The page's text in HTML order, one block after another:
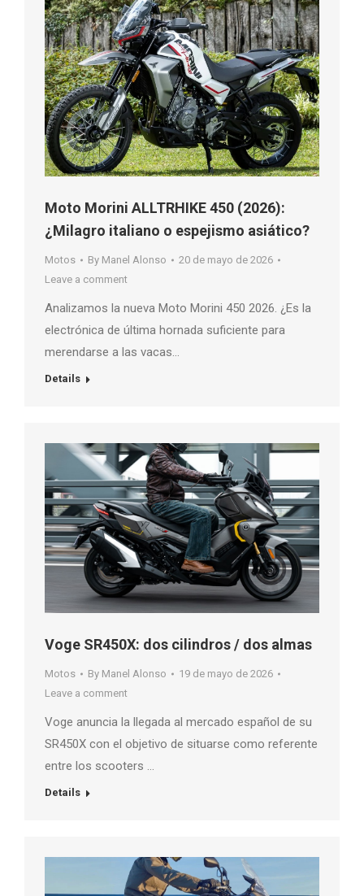
Moto Morini ALLTRHIKE 450 (2026):
¿Milagro italiano o espejismo asiático?
Motos By Manel Alonso
20 de mayo de 2026
Leave a comment
Analizamos la nueva Moto Morini 450 2026. ¿Es la
electrónica de última hornada suficiente para
merendarse a las vacas…
Details
Voge SR450X: dos cilindros / dos almas
Motos By Manel Alonso
19 de mayo de 2026
Leave a comment
Voge anuncia la llegada al mercado español de su
SR450X con el objetivo de situarse como referente
entre los scooters …
Details